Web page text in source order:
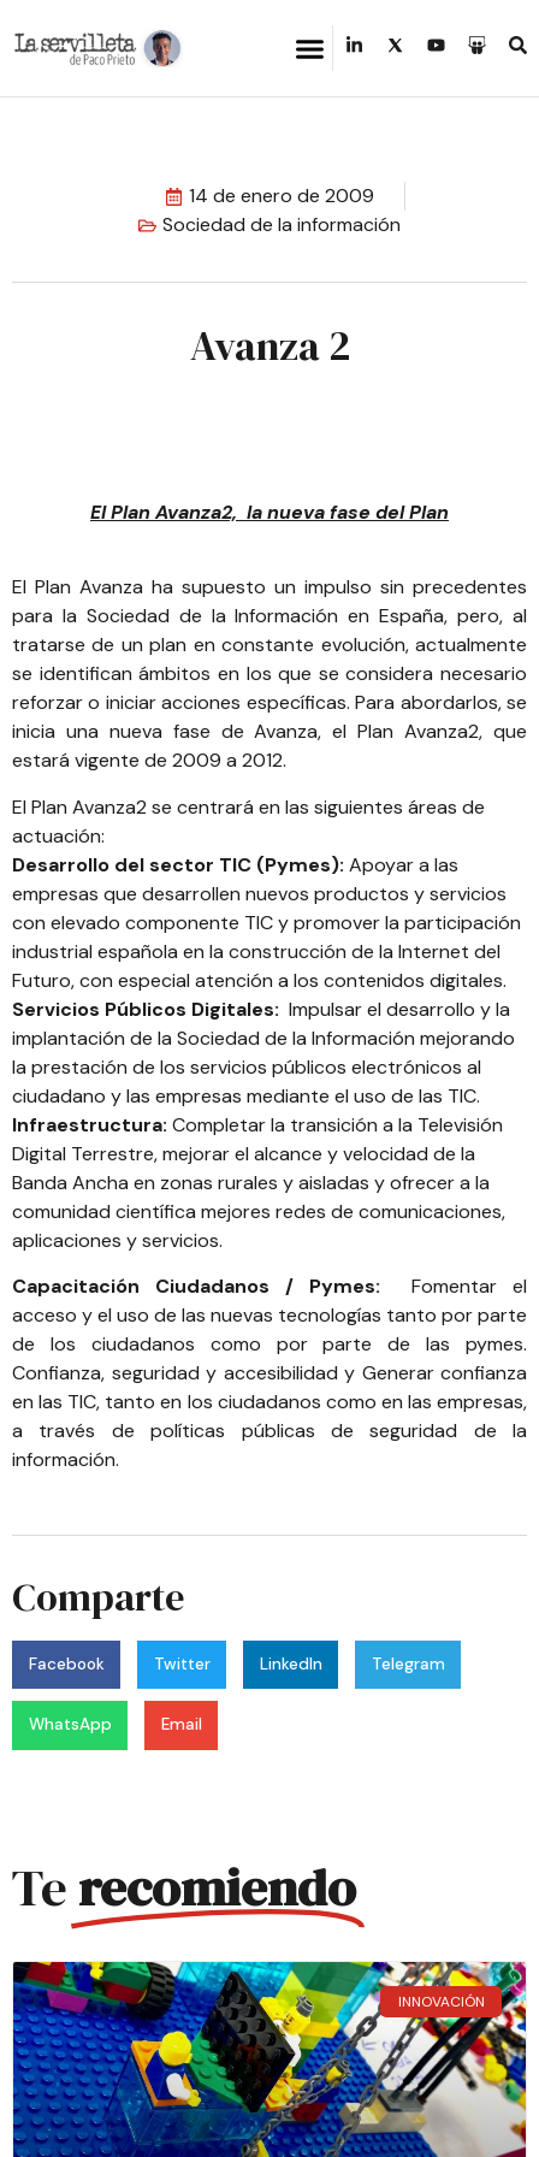
14 de enero de 2009
Sociedad de la información
Avanza 2
El Plan Avanza2, la nueva fase del Plan
El Plan Avanza ha supuesto un impulso sin precedentes
para la Sociedad de la Información en España, pero, al
tratarse de un plan en constante evolución, actualmente
se identifican ámbitos en los que se considera necesario
reforzar o iniciar acciones específicas. Para abordarlos, se
inicia una nueva fase de Avanza, el Plan Avanza2, que
estará vigente de 2009 a 2012.
El Plan Avanza2 se centrará en las siguientes áreas de
actuación:
Desarrollo del sector TIC (Pymes): Apoyar a las
empresas que desarrollen nuevos productos y servicios
con elevado componente TIC y promover la participación
industrial española en la construcción de la Internet del
Futuro, con especial atención a los contenidos digitales.
Servicios Públicos Digitales: Impulsar el desarrollo y la
implantación de la Sociedad de la Información mejorando
la prestación de los servicios públicos electrónicos al
ciudadano y las empresas mediante el uso de las TIC.
Infraestructura: Completar la transición a la Televisión
Digital Terrestre, mejorar el alcance y velocidad de la
Banda Ancha en zonas rurales y aisladas y ofrecer a la
comunidad científica mejores redes de comunicaciones,
aplicaciones y servicios.
Capacitación Ciudadanos / Pymes: Fomentar el
acceso y el uso de las nuevas tecnologías tanto por parte
de los ciudadanos como por parte de las pymes.
Confianza, seguridad y accesibilidad y Generar confianza
en las TIC, tanto en los ciudadanos como en las empresas,
a través de políticas públicas de seguridad de la
información.
Comparte
Facebook Twitter LinkedIn Telegram
WhatsApp Email
Terecomiendo
INNOVACIÓN